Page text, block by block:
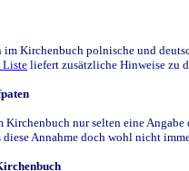
im Kirchenbuch polnische und
Liste liefert zusätzliche Hinweise zu
Kirchenbuch nur selten eine
Annahme doch wohl nicht